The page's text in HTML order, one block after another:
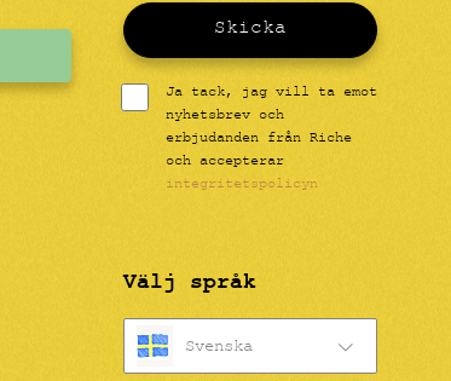
Skicka
Ja tack, jag vill ta emot
nyhetsbrev och
erbjudanden från Riche
och accepterar
integritetspolicyn
Välj språk
Svenska